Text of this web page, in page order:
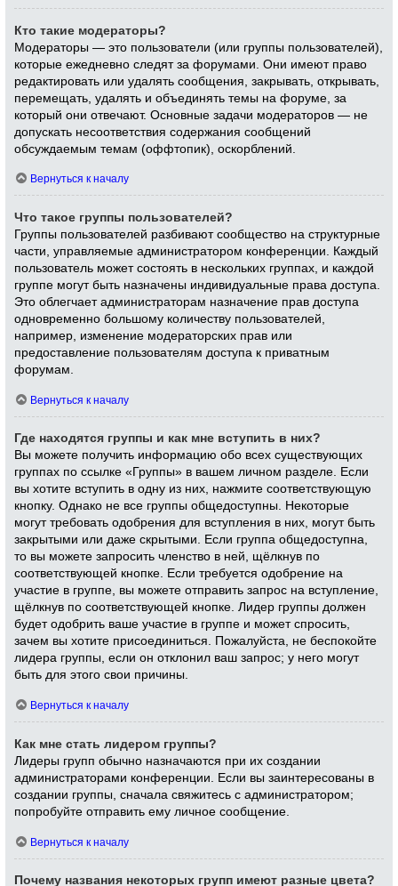
Кто такие модераторы?
Модераторы — это пользователи (или группы пользователей),
которые ежедневно следят за форумами. Они имеют право
редактировать или удалять сообщения, закрывать, открывать,
перемещать, удалять и объединять темы на форуме, за
который они отвечают. Основные задачи модераторов — не
допускать несоответствия содержания сообщений
обсуждаемым темам (оффтопик), оскорблений.
Вернуться к началу
Что такое группы пользователей?
Группы пользователей разбивают сообщество на структурные
части, управляемые администратором конференции. Каждый
пользователь может состоять в нескольких группах, и каждой
группе могут быть назначены индивидуальные права доступа.
Это облегчает администраторам назначение прав доступа
одновременно большому количеству пользователей,
например, изменение модераторских прав или
предоставление пользователям доступа к приватным
форумам.
Вернуться к началу
Где находятся группы и как мне вступить в них?
Вы можете получить информацию обо всех существующих
группах по ссылке «Группы» в вашем личном разделе. Если
вы хотите вступить в одну из них, нажмите соответствующую
кнопку. Однако не все группы общедоступны. Некоторые
могут требовать одобрения для вступления в них, могут быть
закрытыми или даже скрытыми. Если группа общедоступна,
то вы можете запросить членство в ней, щёлкнув по
соответствующей кнопке. Если требуется одобрение на
участие в группе, вы можете отправить запрос на вступление,
щёлкнув по соответствующей кнопке. Лидер группы должен
будет одобрить ваше участие в группе и может спросить,
зачем вы хотите присоединиться. Пожалуйста, не беспокойте
лидера группы, если он отклонил ваш запрос; у него могут
быть для этого свои причины.
Вернуться к началу
Как мне стать лидером группы?
Лидеры групп обычно назначаются при их создании
администраторами конференции. Если вы заинтересованы в
создании группы, сначала свяжитесь с администратором;
попробуйте отправить ему личное сообщение.
Вернуться к началу
Почему названия некоторых групп имеют разные цвета?